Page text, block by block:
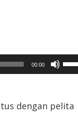
00:00
untuk
dengan pelita